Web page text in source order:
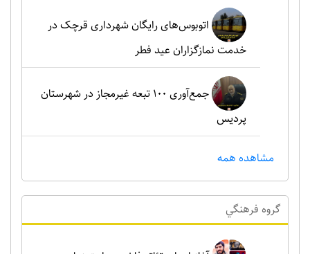
اتوبوس‌های رایگان شهرداری قرچک در
خدمت نمازگزاران عید فطر
جمع‌آوری ۱۰۰ تبعه غیرمجاز در شهرستان
پردیس
مشاهده همه
گروه فرهنگي